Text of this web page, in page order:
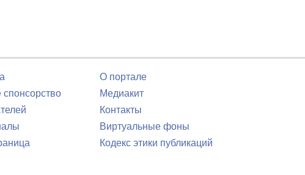
О портале
Медиакит
Контакты
Виртуальные фоны
Кодекс этики публикаций